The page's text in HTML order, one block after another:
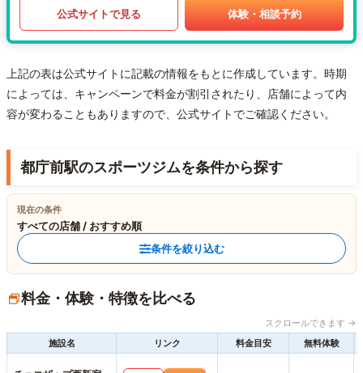
公式サイトで見る 体験・相談予約
上記の表は公式サイトに記載の情報をもとに作成しています。時期
によっては、キャンペーンで料金が割引されたり、店舗によって内
容が変わることもありますので、公式サイトでご確認ください。
都庁前駅のスポーツジムを条件から探す
現在の条件
すべての店舗 / おすすめ順
条件を絞り込む
料金・体験・特徴を比べる
スクロールできます →
施設名
リンク 料金目安 無料体験